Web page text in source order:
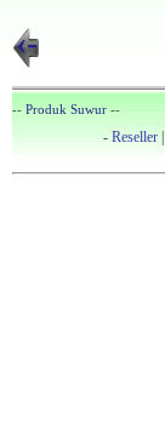
‹-
-- Produk Suwur --
- Reseller |